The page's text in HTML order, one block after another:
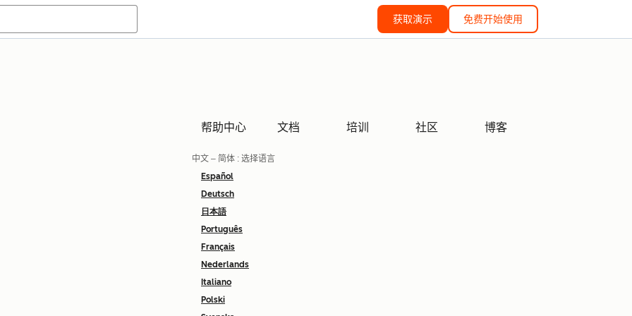
获取演示 免费开始使用
帮助中心 文档 培训 社区 博客
中文 – 简体 : 选择语言
Español
Deutsch
日本語
Português
Français
Nederlands
Italiano
Polski